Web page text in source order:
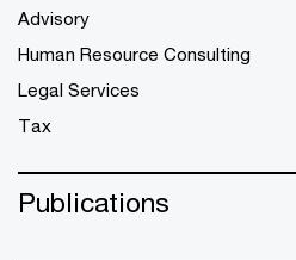
Advisory
Human Resource Consulting
Legal Services
Tax
Publications